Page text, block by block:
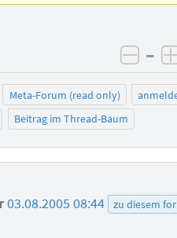
–
Meta-Forum (read only)
Beitrag im Thread-Baum
03.08.2005 08:44 zu diesem